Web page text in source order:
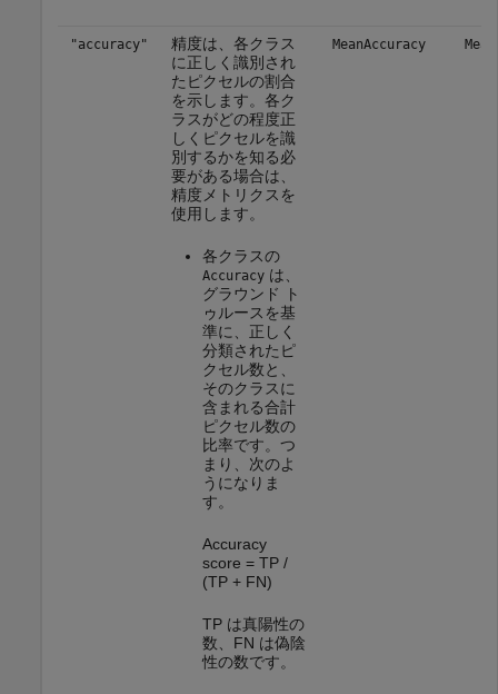
"accuracy"
精度は、各クラス
に正しく識別され
たピクセルの割合
を示します。各ク
ラスがどの程度正
しくピクセルを識
別するかを知る必
要がある場合は、
精度メトリクスを
使用します。
各クラスの
Accuracyは、
グラウンド ト
ゥルースを基
準に、正しく
分類されたピ
クセル数と、
そのクラスに
含まれる合計
ピクセル数の
比率です。つ
まり、次のよ
うになりま
す。
Accuracy
score = TP /
(TP + FN)
TP は真陽性の
数、FN は偽陰
性の数です。
MeanAccuracy